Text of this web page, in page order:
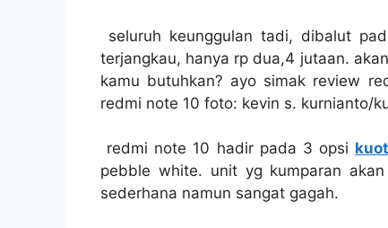
seluruh keunggulan tadi, dibalut
terjangkau, hanya rp dua,4 jutaan.
kamu butuhkan? ayo simak review
redmi note 10 foto: kevin s. kurnianto/
redmi note 10 hadir pada 3 opsi
pebble white. unit yg kumparan
sederhana namun sangat gagah.